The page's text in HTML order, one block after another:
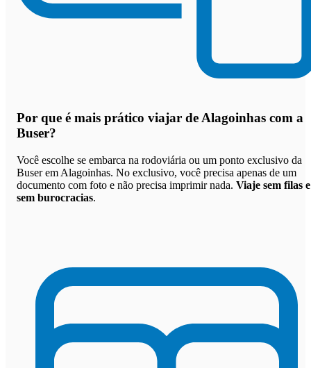
Por que é mais prático viajar de Alagoinhas com a
Buser?
Você escolhe se embarca na rodoviária ou um ponto exclusivo da
Buser em Alagoinhas. No exclusivo, você precisa apenas de um
documento com foto e não precisa imprimir nada. Viaje sem filas e
sem burocracias.